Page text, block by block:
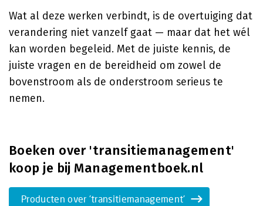
Wat al deze werken verbindt, is de overtuiging dat
verandering niet vanzelf gaat — maar dat het wél
kan worden begeleid. Met de juiste kennis, de
juiste vragen en de bereidheid om zowel de
bovenstroom als de onderstroom serieus te
nemen.
Boeken over 'transitiemanagement'
koop je bij Managementboek.nl
Producten over 'transitiemanagement'